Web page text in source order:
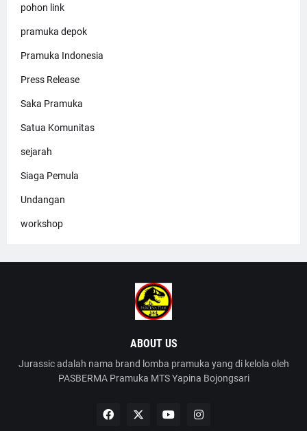
pohon link
pramuka depok
Pramuka Indonesia
Press Release
Saka Pramuka
Satua Komunitas
sejarah
Siaga Pemula
Undangan
workshop
ABOUT US
Jurassic adalah nama brand lomba pramuka yang di kelola oleh
PASBERMA Pramuka MTS Yapina Bojongsari